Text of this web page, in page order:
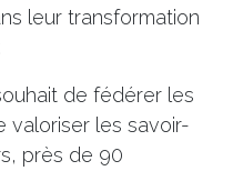
leur transformation
de fédérer les
valoriser les savoir-
près de 90